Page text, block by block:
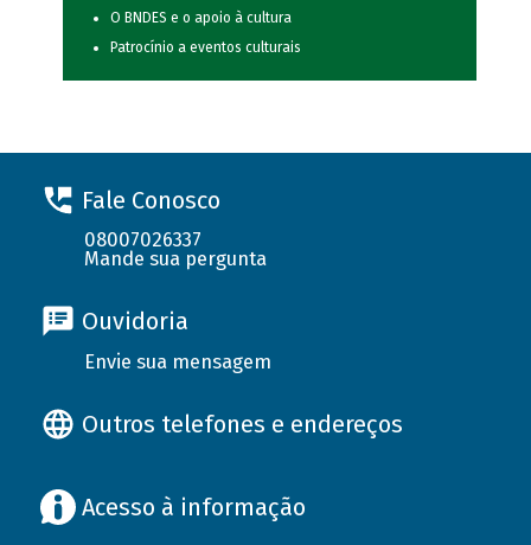
O BNDES e o apoio à cultura
Patrocínio a eventos culturais
Fale Conosco
08007026337
Mande sua pergunta
Ouvidoria
Envie sua mensagem
Outros telefones e endereços
Acesso à informação